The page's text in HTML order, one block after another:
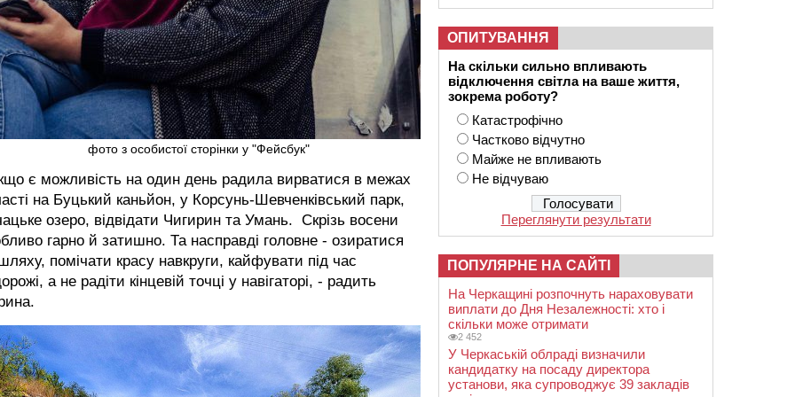
фото з особистої сторінки у "Фейсбук"
є можливість на один день радила вирватися в межах
на Буцький каньйон, у Корсунь-Шевченківський парк,
озеро, відвідати Чигирин та Умань. Скрізь восени
гарно й затишно. Та насправді головне - озиратися
помічати красу навкруги, кайфувати під час
а не радіти кінцевій точці у навігаторі, - радить
ОПИТУВАННЯ
На скільки сильно впливають
відключення світла на ваше життя,
зокрема роботу?
Катастрофічно
Частково відчутно
Майже не впливають
Не відчуваю
Переглянути результати
ПОПУЛЯРНЕ НА САЙТІ
На Черкащині розпочнуть нараховувати
виплати до Дня Незалежності: хто і
скільки може отримати
2 452
У Черкаській облраді визначили
кандидатку на посаду директора
установи, яка супроводжує 39 закладів